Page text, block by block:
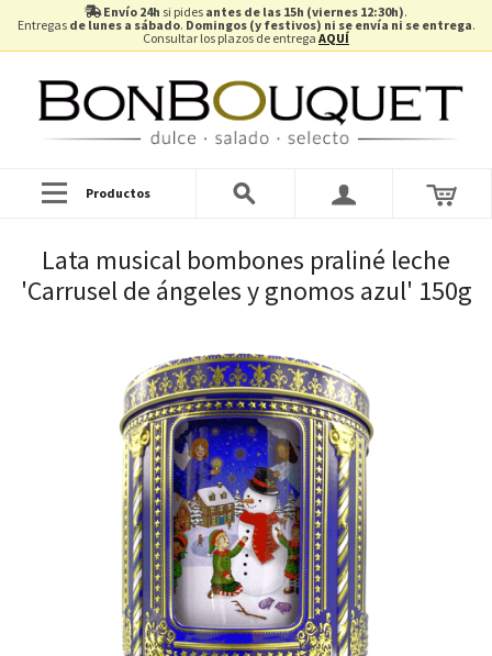
Envío 24h si pides antes de las 15h (viernes 12:30h).
Entregas de lunes a sábado. Domingos (y festivos) ni se envía ni se entrega.
Consultar los plazos de entrega AQUÍ
Productos
Lata musical bombones praliné leche
'Carrusel de ángeles y gnomos azul' 150g